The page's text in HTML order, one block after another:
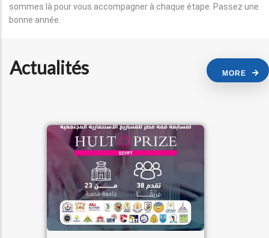
sommes là pour vous accompagner à chaque étape. Passez une
bonne année.
Actualités MORE